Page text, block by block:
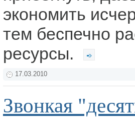
экономить
тем беспечно
ресурсы.
17.03.2010
Звонкая